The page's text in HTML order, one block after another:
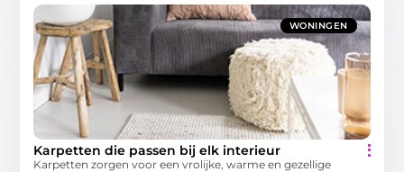
WONINGEN
Karpetten die passen bij elk interieur
Karpetten zorgen voor een vrolijke, warme en gezellige